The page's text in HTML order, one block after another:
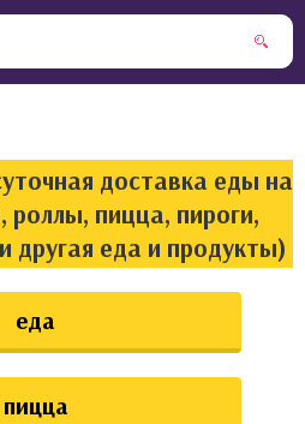
доставка еды на
пицца, пироги,
еда и продукты)
еда
пицца